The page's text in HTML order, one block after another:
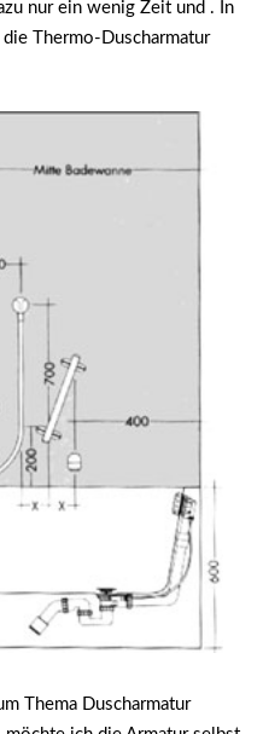
nur ein wenig Zeit und . In
Thermo-Duscharmatur
Thema Duscharmatur